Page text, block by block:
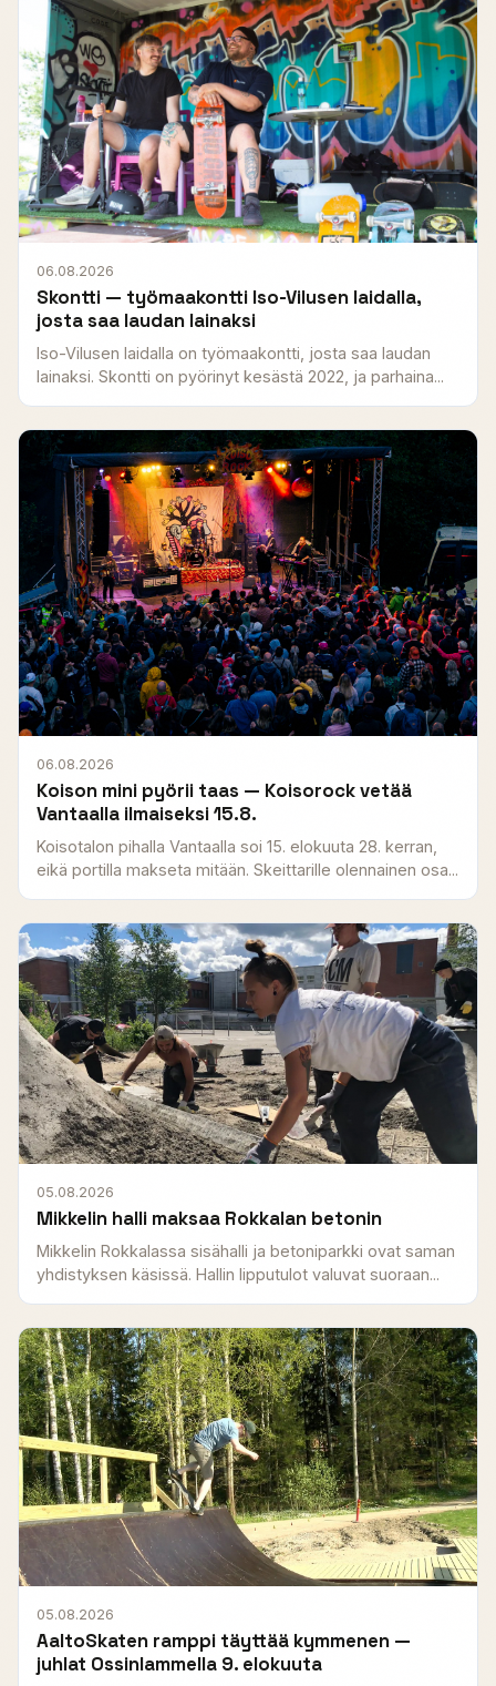
06.08.2026
Skontti — työmaakontti Iso-Vilusen laidalla,
josta saa laudan lainaksi
Iso-Vilusen laidalla on työmaakontti, josta saa laudan
lainaksi. Skontti on pyörinyt kesästä 2022, ja parhaina...
06.08.2026
Koison mini pyörii taas — Koisorock vetää
Vantaalla ilmaiseksi 15.8.
Koisotalon pihalla Vantaalla soi 15. elokuuta 28. kerran,
eikä portilla makseta mitään. Skeittarille olennainen osa...
05.08.2026
Mikkelin halli maksaa Rokkalan betonin
Mikkelin Rokkalassa sisähalli ja betoniparkki ovat saman
yhdistyksen käsissä. Hallin lipputulot valuvat suoraan...
05.08.2026
AaltoSkaten ramppi täyttää kymmenen —
juhlat Ossinlammella 9. elokuuta